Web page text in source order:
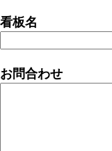
看板名
お問合わせ